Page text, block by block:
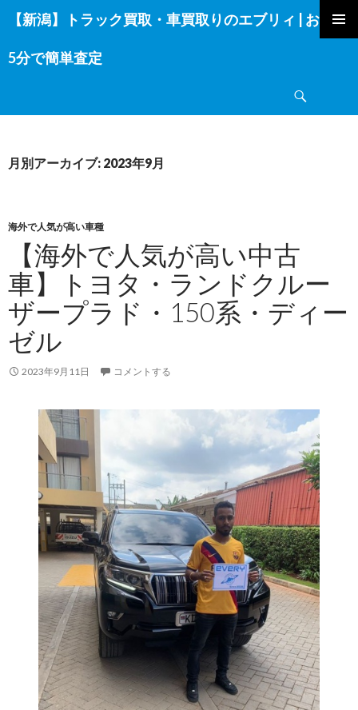
【新潟】トラック買取・車買取りのエブリィ | お電話
5分で簡単査定
ン
テ
へ
ッ
月別アーカイブ: 2023年9月
海外で人気が高い車種
【海外で人気が高い中古
車】トヨタ・ランドクルー
ザープラド・150系・ディー
ゼル
2023年9月11日 コメントする